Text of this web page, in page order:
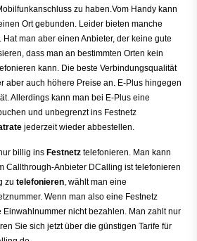
zu haben.Vom Handy kann
Ort gebunden. Leider bieten manche
man aber einen Anbieter, der keine gute
dass man an bestimmten Orten kein
kann. Die beste Verbindungsqualität
aber auch höhere Preise an. E-Plus hingegen
Allerdings kann man bei E-Plus eine
und unbegrenzt ins Festnetz
jederzeit wieder abbestellen.
billig ins Festnetz telefonieren. Man kann
Callthrough-Anbieter DCalling ist telefonieren
zu telefonieren, wählt man eine
Wenn man also eine Festnetz
Einwahlnummer nicht bezahlen. Man zahlt nur
Sie sich jetzt über die günstigen Tarife für